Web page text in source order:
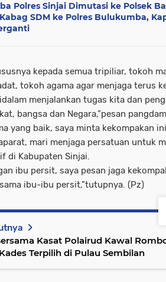
Polres Sinjai Dimutasi ke Polsek
SDM ke Polres Bulukumba,
kepada semua tripiliar, tokoh
tokoh agama agar menjaga terus
menjalankan tugas kita dan
bangsa dan Negara,”pesan
yang baik, saya minta kekompakan
mari menjaga persatuan untuk
di Kabupaten Sinjai.
ibu persit, saya pesan jaga
ibu-ibu persit,”tutupnya. (Pz)
Kasat Polairud Kawal
Terpilih di Pulau Sembilan